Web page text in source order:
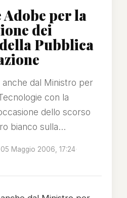
Adobe per la
dei
Pubblica
dal Ministro per
con la
dello scorso
bianco sulla...
05 Maggio 2006, 17:24·